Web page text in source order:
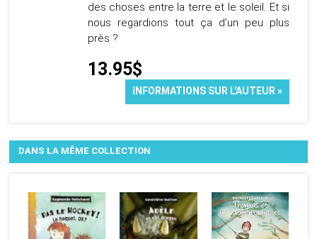
des choses entre la terre et le soleil. Et si
nous regardions tout ça d’un peu plus
près ?
13.95$
INFORMATIONS SUR L'AUTEUR »
DANS LA MÊME COLLECTION